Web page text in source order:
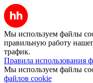
Мы используем файлы
правильную работу
трафик.
Правила использования
Мы используем файлы
файлов cookie